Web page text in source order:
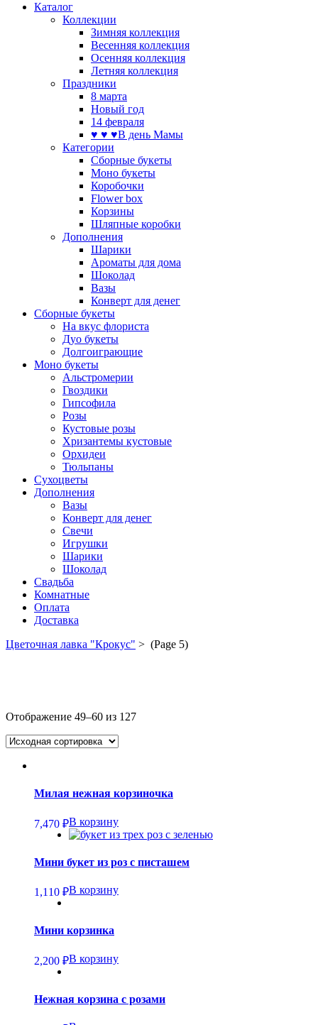
Каталог
Коллекции
Зимняя коллекция
Весенняя коллекция
Осенняя коллекция
Летняя коллекция
Праздники
8 марта
Новый год
14 февраля
♥ ♥ ♥В день Мамы
Категории
Сборные букеты
Моно букеты
Коробочки
Flower box
Корзины
Шляпные коробки
Дополнения
Шарики
Ароматы для дома
Шоколад
Вазы
Конверт для денег
Сборные букеты
На вкус флориста
Дуо букеты
Долгоиграющие
Моно букеты
Альстромерии
Гвоздики
Гипсофила
Розы
Кустовые розы
Хризантемы кустовые
Орхидеи
Тюльпаны
Сухоцветы
Дополнения
Вазы
Конверт для денег
Свечи
Игрушки
Шарики
Шоколад
Свадьба
Комнатные
Оплата
Доставка
Цветочная лавка "Крокус" > (Page 5)
Отображение 49–60 из 127
Милая нежная корзиночка
7,470 ₽В корзину
Мини букет из роз с писташем
1,110 ₽В корзину
Мини корзинка
2,200 ₽В корзину
Нежная корзина с розами